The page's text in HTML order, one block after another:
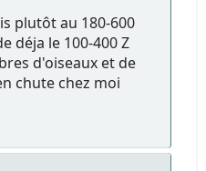
plutôt au 180-600
déja le 100-400 Z
d'oiseaux et de
chute chez moi